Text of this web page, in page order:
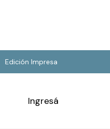
Edición Impresa
Ingresá